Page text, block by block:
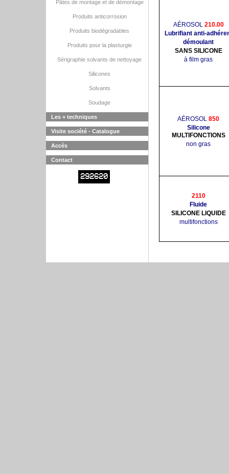
Pâtes de montage et de démontage
Produits anticorrosion
Produits biodégradables
Produits pour la plasturgie
Sérigraphie solvants de nettoyage
Silicones
Solvants
Soudage
Les + techniques
Visite société - Catalogue
Accès
Contact
292620
AÉROSOL 210.00
Lubrifiant anti-
démoulant
SANS SILICONE
à film gras
AÉROSOL 850
Silicone
MULTIFONCTIONS
non gras
2110
Fluide
SILICONE LIQUIDE
multifonctions